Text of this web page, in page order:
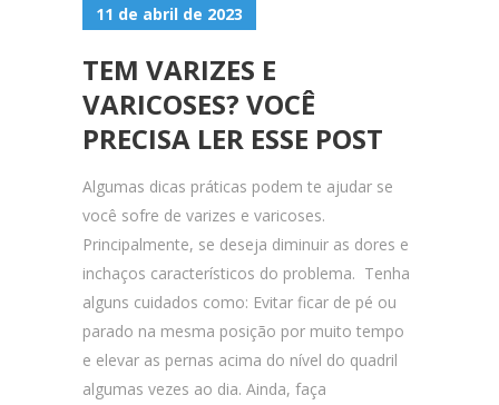
11 de abril de 2023
TEM VARIZES E
VARICOSES? VOCÊ
PRECISA LER ESSE POST
Algumas dicas práticas podem te ajudar se
você sofre de varizes e varicoses.
Principalmente, se deseja diminuir as dores e
inchaços característicos do problema. Tenha
alguns cuidados como: Evitar ficar de pé ou
parado na mesma posição por muito tempo
e elevar as pernas acima do nível do quadril
algumas vezes ao dia. Ainda, faça